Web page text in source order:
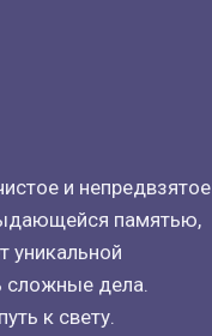
и непредвзятое
памятью,
уникальной
сложные дела.
к свету.